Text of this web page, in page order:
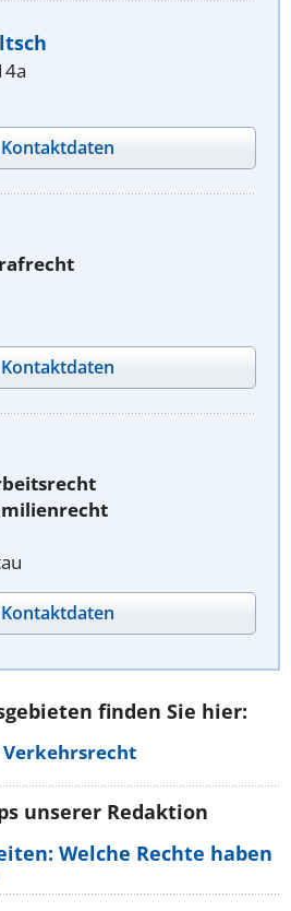
Kontaktdaten
Kontaktdaten
Kontaktdaten
finden Sie hier:
unserer Redaktion
Welche Rechte haben